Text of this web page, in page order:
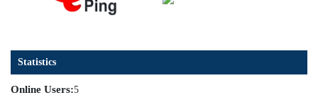
Statistics
Online Users:5